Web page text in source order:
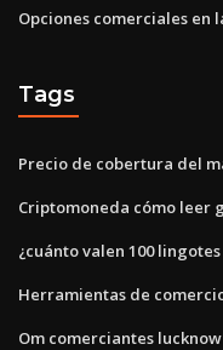
Opciones comerciales en
Tags
Precio de cobertura del
Criptomoneda cómo leer
¿cuánto valen 100 lingotes
Herramientas de
Om comerciantes lucknow